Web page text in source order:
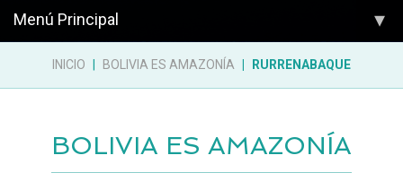
Menú Principal ▾
INICIO BOLIVIA ES AMAZONÍA RURRENABAQUE
BOLIVIA ES AMAZONÍA